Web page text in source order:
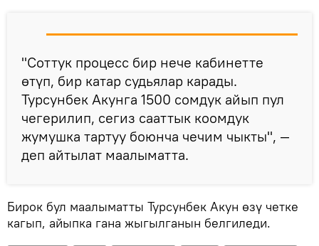
"Соттук процесс бир нече кабинетте
өтүп, бир катар судьялар карады.
Турсунбек Акунга 1500 сомдук айып пул
чегерилип, сегиз сааттык коомдук
жумушка тартуу боюнча чечим чыкты", —
деп айтылат маалыматта.
Бирок бул маалыматты Турсунбек Акун өзү четке
кагып, айыпка гана жыгылганын белгиледи.